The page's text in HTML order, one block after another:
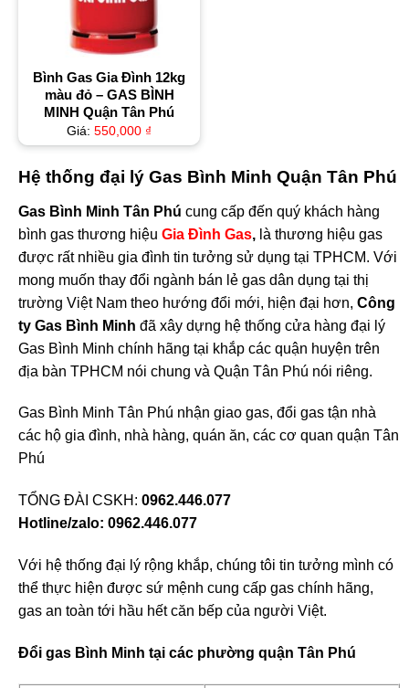
Bình Gas Gia Đình 12kg
màu đỏ – GAS BÌNH
MINH Quận Tân Phú
Giá: 550,000 ₫
Hệ thống đại lý Gas Bình Minh Quận Tân Phú
Gas Bình Minh Tân Phú cung cấp đến quý khách hàng
bình gas thương hiệu Gia Đình Gas, là thương hiệu gas
được rất nhiều gia đình tin tưởng sử dụng tại TPHCM. Với
mong muốn thay đổi ngành bán lẻ gas dân dụng tại thị
trường Việt Nam theo hướng đổi mới, hiện đại hơn, Công
ty Gas Bình Minh đã xây dựng hệ thống cửa hàng đại lý
Gas Bình Minh chính hãng tại khắp các quận huyện trên
địa bàn TPHCM nói chung và Quận Tân Phú nói riêng.
Gas Bình Minh Tân Phú nhận giao gas, đổi gas tận nhà
các hộ gia đình, nhà hàng, quán ăn, các cơ quan quận Tân
Phú
TỔNG ĐÀI CSKH: 0962.446.077
Hotline/zalo: 0962.446.077
Với hệ thống đại lý rộng khắp, chúng tôi tin tưởng mình có
thể thực hiện được sứ mệnh cung cấp gas chính hãng,
gas an toàn tới hầu hết căn bếp của người Việt.
Đổi gas Bình Minh tại các phường quận Tân Phú